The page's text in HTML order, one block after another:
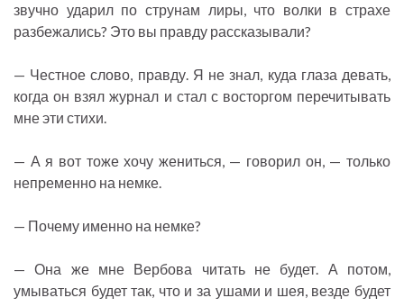
звучно ударил по струнам лиры, что волки в страхе
разбежались? Это вы правду рассказывали?
— Честное слово, правду. Я не знал, куда глаза девать,
когда он взял журнал и стал с восторгом перечитывать
мне эти стихи.
— А я вот тоже хочу жениться, — говорил он, — только
непременно на немке.
— Почему именно на немке?
— Она же мне Вербова читать не будет. А потом,
умываться будет так, что и за ушами и шея, везде будет